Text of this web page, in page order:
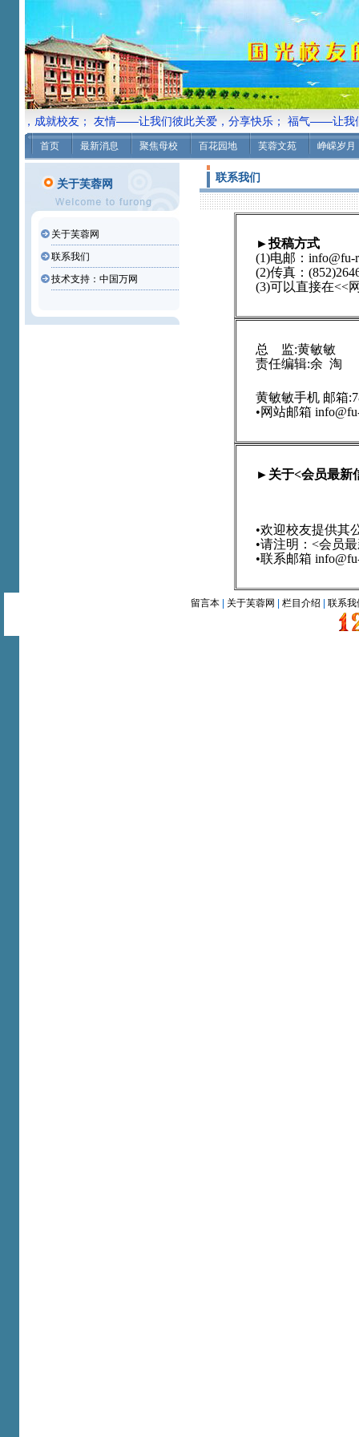
，成就校友； 友情——让我们彼此关爱，分享快乐； 福气——让我们
首页 最新消息 聚焦母校 百花园地 芙蓉文苑 峥嵘岁月
关于芙蓉网
关于芙蓉网
联系我们
技术支持：中国万网
联系我们
►投稿方式
(1)电邮： info@fu-
(2)传真：
(3)可以直接在<<
总 监:黄敏敏
责任编辑:余 淘
黄敏敏手机 邮箱
•网站邮箱
►关于<会员最新
•欢迎校友提供其
•请注明：<会员
•联系邮箱
留言本| 关于芙蓉网 栏目介绍 联系我